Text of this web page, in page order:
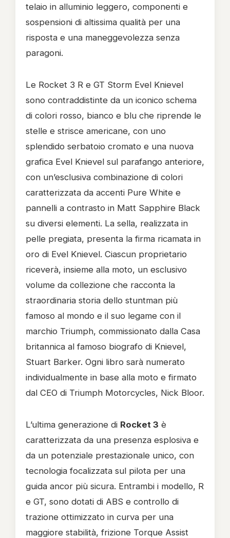
telaio in alluminio leggero, componenti e
sospensioni di altissima qualità per una
risposta e una maneggevolezza senza
paragoni.
Le Rocket 3 R e GT Storm Evel Knievel
sono contraddistinte da un iconico schema
di colori rosso, bianco e blu che riprende le
stelle e strisce americane, con uno
splendido serbatoio cromato e una nuova
grafica Evel Knievel sul parafango anteriore,
con un’esclusiva combinazione di colori
caratterizzata da accenti Pure White e
pannelli a contrasto in Matt Sapphire Black
su diversi elementi. La sella, realizzata in
pelle pregiata, presenta la firma ricamata in
oro di Evel Knievel. Ciascun proprietario
riceverà, insieme alla moto, un esclusivo
volume da collezione che racconta la
straordinaria storia dello stuntman più
famoso al mondo e il suo legame con il
marchio Triumph, commissionato dalla Casa
britannica al famoso biografo di Knievel,
Stuart Barker. Ogni libro sarà numerato
individualmente in base alla moto e firmato
dal CEO di Triumph Motorcycles, Nick Bloor.
L’ultima generazione di Rocket 3 è
caratterizzata da una presenza esplosiva e
da un potenziale prestazionale unico, con
tecnologia focalizzata sul pilota per una
guida ancor più sicura. Entrambi i modello, R
e GT, sono dotati di ABS e controllo di
trazione ottimizzato in curva per una
maggiore stabilità, frizione Torque Assist